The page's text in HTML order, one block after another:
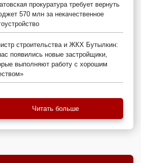
прокуратура требует вернуть
570 млн за некачественное
строительства и ЖКХ Бутылкин:
появились новые застройщики,
выполняют работу с хорошим
Читать больше